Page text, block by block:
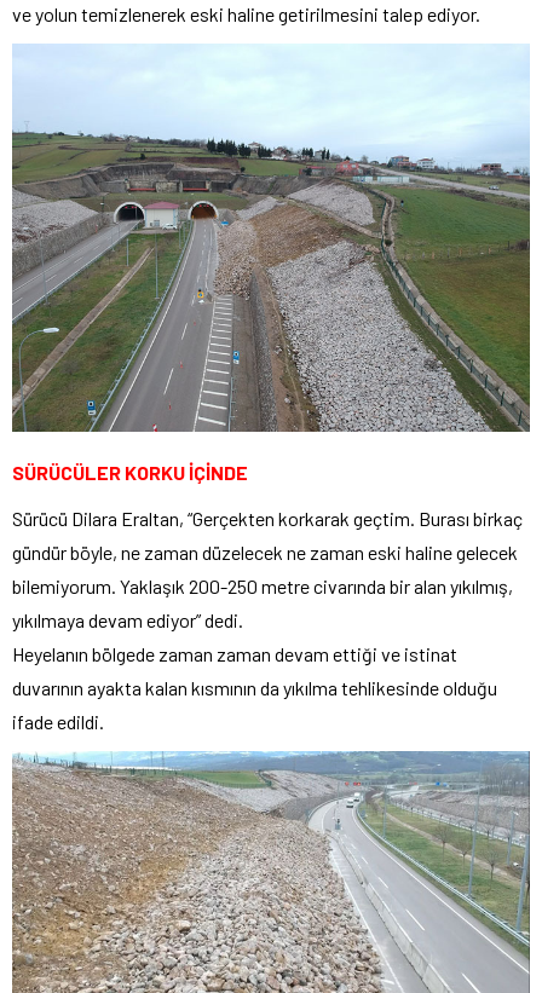
ve yolun temizlenerek eski haline getirilmesini talep ediyor.
SÜRÜCÜLER KORKU İÇİNDE
Sürücü Dilara Eraltan, “Gerçekten korkarak geçtim. Burası birkaç
gündür böyle, ne zaman düzelecek ne zaman eski haline gelecek
bilemiyorum. Yaklaşık 200-250 metre civarında bir alan yıkılmış,
yıkılmaya devam ediyor” dedi.
Heyelanın bölgede zaman zaman devam ettiği ve istinat
duvarının ayakta kalan kısmının da yıkılma tehlikesinde olduğu
ifade edildi.